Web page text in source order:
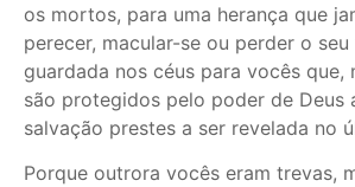
os mortos, para uma herança que
perecer, macular-se ou perder o seu
guardada nos céus para vocês que,
são protegidos pelo poder de Deus
salvação prestes a ser revelada no
Porque outrora vocês eram trevas,